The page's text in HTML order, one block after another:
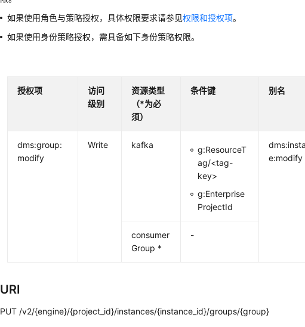
如果使用角色与策略授权，具体权限要求请参见权限和授权项。
如果使用身份策略授权，需具备如下身份策略权限。
授权项
访问
级别
资源类型
（*为必
须）
条件键 别名
dms:group:
modify
Write kafka
g:ResourceT
ag/<tag-
key>
g:Enterprise
ProjectId
e:modify
consumer
Group *
-
URI
PUT /v2/{engine}/{project_id}/instances/{instance_id}/groups/{group}